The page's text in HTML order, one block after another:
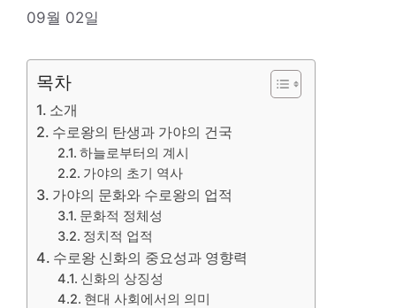
09월 02일
목차
소개
수로왕의 탄생과 가야의 건국
하늘로부터의 계시
가야의 초기 역사
가야의 문화와 수로왕의 업적
문화적 정체성
정치적 업적
수로왕 신화의 중요성과 영향력
신화의 상징성
현대 사회에서의 의미